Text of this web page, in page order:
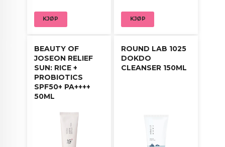
toner. La virke i 10–20 minutter, fjern masken og
klapp forsiktig inn resterende essens i huden.
KJØP KJØP
BEAUTY OF
JOSEON RELIEF
SUN: RICE +
PROBIOTICS
SPF50+ PA++++
50ML
ROUND LAB 1025
DOKDO
CLEANSER 150ML